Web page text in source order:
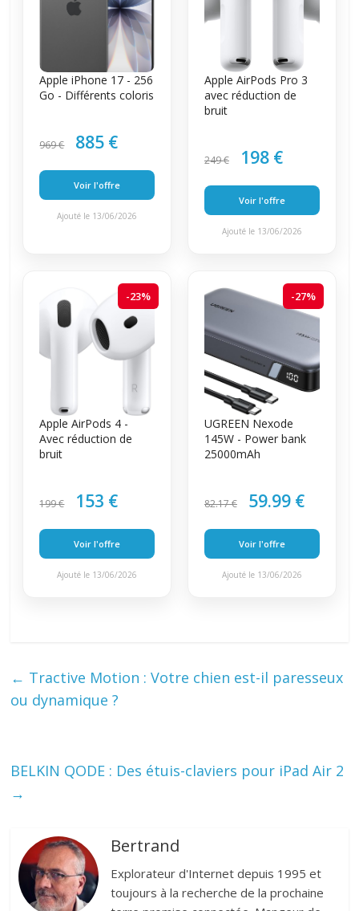
Apple iPhone 17 - 256
Go - Différents coloris
969 € 885 €
Voir l'offre
Ajouté le 13/06/2026
Apple AirPods Pro 3
avec réduction de
bruit
249 € 198 €
Voir l'offre
Ajouté le 13/06/2026
-23%
Apple AirPods 4 -
Avec réduction de
bruit
199 € 153 €
Voir l'offre
Ajouté le 13/06/2026
-27%
UGREEN Nexode
145W - Power bank
25000mAh
82.17 € 59.99 €
Voir l'offre
Ajouté le 13/06/2026
← Tractive Motion : Votre chien est-il paresseux
ou dynamique ?
BELKIN QODE : Des étuis-claviers pour iPad Air 2
→
Bertrand
Explorateur d'Internet depuis 1995 et
toujours à la recherche de la prochaine